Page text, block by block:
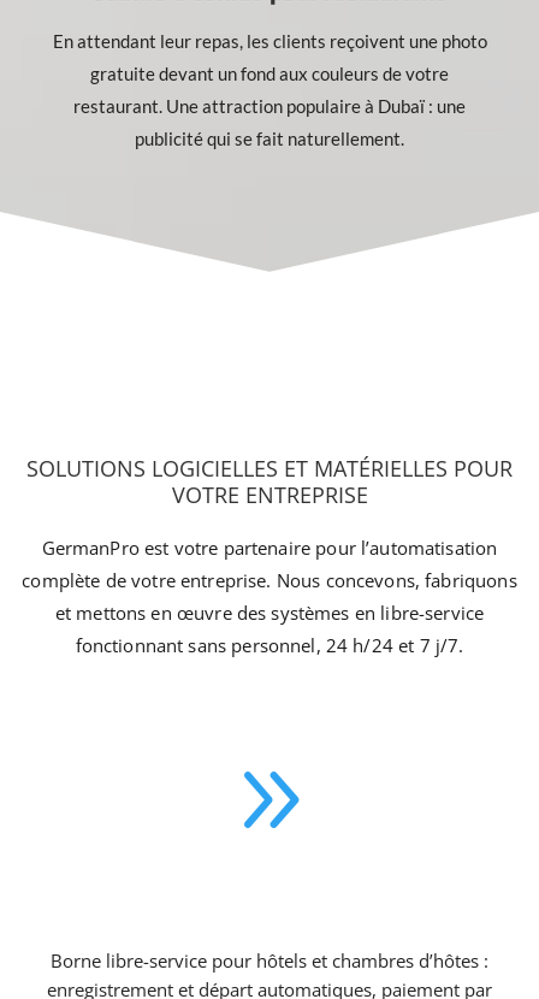
En attendant leur repas, les clients reçoivent une photo
gratuite devant un fond aux couleurs de votre
restaurant. Une attraction populaire à Dubaï : une
publicité qui se fait naturellement.
SOLUTIONS LOGICIELLES ET MATÉRIELLES POUR
VOTRE ENTREPRISE
GermanPro est votre partenaire pour l’automatisation
complète de votre entreprise. Nous concevons, fabriquons
et mettons en œuvre des systèmes en libre-service
fonctionnant sans personnel, 24 h/24 et 7 j/7.
9
Borne libre-service pour hôtels et chambres d’hôtes :
enregistrement et départ automatiques, paiement par